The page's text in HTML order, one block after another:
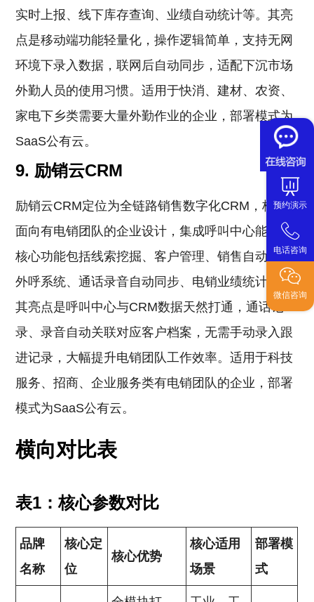
预约演示
电话咨询
微信咨询
实时上报、线下库存查询、业绩自动统计等。其亮
点是移动端功能轻量化，操作逻辑简单，支持无网
环境下录入数据，联网后自动同步，适配下沉市场
外勤人员的使用习惯。适用于快消、建材、农资、
家电下乡类需要大量外勤作业的企业，部署模式为
SaaS公有云。
9. 励销云CRM
励销云CRM定位为全链路销售数字化CRM，核心
面向有电销团队的企业设计，集成呼叫中心能力。
核心功能包括线索挖掘、客户管理、销售自动化、
外呼系统、通话录音自动同步、电销业绩统计等。
其亮点是呼叫中心与CRM数据天然打通，通话记
录、录音自动关联对应客户档案，无需手动录入跟
进记录，大幅提升电销团队工作效率。适用于科技
服务、招商、企业服务类有电销团队的企业，部署
模式为SaaS公有云。
横向对比表
表1：核心参数对比
品牌
名称
核心定
位
核心优势
核心适用
场景
部署模
式